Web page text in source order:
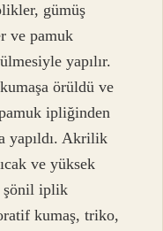
gümüş
ve pamuk
yapılır.
örüldü ve
ipliğinden
yapıldı. Akrilik
ve yüksek
şönil iplik
kumaş, triko,